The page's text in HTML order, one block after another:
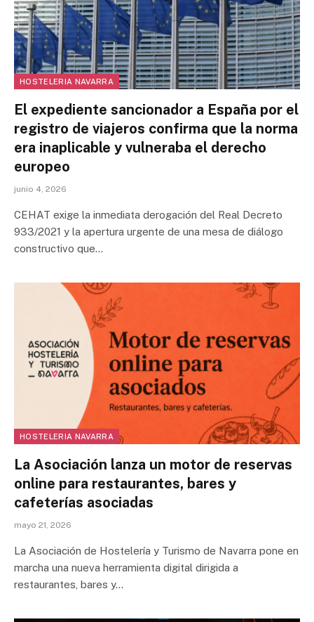
HOSTELERIA NAVARRA
El expediente sancionador a España por el
registro de viajeros confirma que la norma
era inaplicable y vulneraba el derecho
europeo
junio 4, 2026
CEHAT exige la inmediata derogación del Real Decreto
933/2021 y la apertura urgente de una mesa de diálogo
constructivo que…
HOSTELERIA NAVARRA
La Asociación lanza un motor de reservas
online para restaurantes, bares y
cafeterías asociadas
mayo 21, 2026
La Asociación de Hostelería y Turismo de Navarra pone en
marcha una nueva herramienta digital dirigida a
restaurantes, bares y…